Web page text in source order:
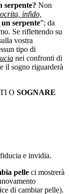
serpente? Non
infido,
un serpente”; da
Se riflettendo su
vostra
tipo di
nei confronti di
il sogno riguarderà
O SOGNARE
e invidia.
pelle ci mostrerà
di cambiar pelle).